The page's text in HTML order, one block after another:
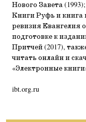
Нового Завета
Книги Руфь и книга
ревизия Евангелия
подготовке к
Притчей (2017),
читать онлайн и
«Электронные
ibt.org.ru